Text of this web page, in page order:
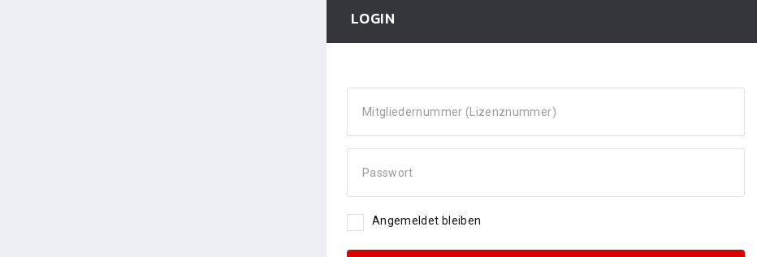
LOGIN
Mitgliedernummer (Lizenznummer)
Passwort
Angemeldet bleiben